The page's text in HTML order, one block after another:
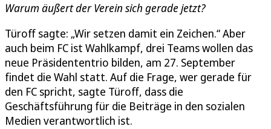
Warum äußert der Verein sich gerade jetzt?
Türoff sagte: „Wir setzen damit ein Zeichen.“ Aber
auch beim FC ist Wahlkampf, drei Teams wollen das
neue Präsidententrio bilden, am 27. September
findet die Wahl statt. Auf die Frage, wer gerade für
den FC spricht, sagte Türoff, dass die
Geschäftsführung für die Beiträge in den sozialen
Medien verantwortlich ist.